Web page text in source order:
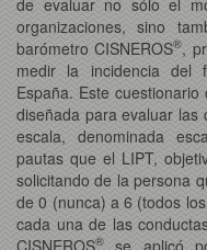
organizaciones, sino
barómetro CISNEROS®,
medir la incidencia del
España. Este
diseñada para evaluar las
escala, denominada
pautas que el LIPT,
solicitando de la persona
de 0 (nunca) a 6 (todos
cada una de las
CISNEROS®
se aplicó